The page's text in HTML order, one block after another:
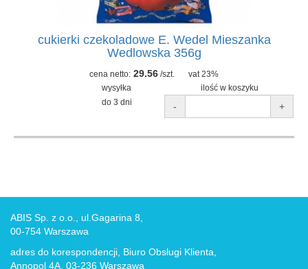
cukierki czekoladowe E. Wedel Mieszanka
Wedlowska 356g
cena netto: 29.56 /szt.
vat 23%
wysyłka
ilość w koszyku
do 3 dni
- +
ABIS Sp. z o.o., ul.Gagarina 8,
00-754 Warszawa
adres do korespondencji, Biuro Obsługi Klienta,
Annopol 4A, 03-236 Warszawa